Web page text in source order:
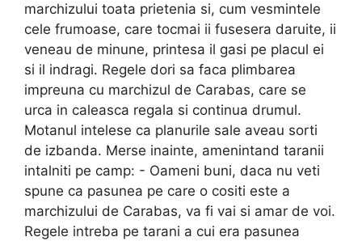
marchizului toata prietenia si, cum vesmintele
cele frumoase, care tocmai ii fusesera daruite, ii
veneau de minune, printesa il gasi pe placul ei
si il indragi. Regele dori sa faca plimbarea
impreuna cu marchizul de Carabas, care se
urca in caleasca regala si continua drumul.
Motanul intelese ca planurile sale aveau sorti
de izbanda. Merse inainte, amenintand taranii
intalniti pe camp: - Oameni buni, daca nu veti
spune ca pasunea pe care o cositi este a
marchizului de Carabas, va fi vai si amar de voi.
Regele intreba pe tarani a cui era pasunea